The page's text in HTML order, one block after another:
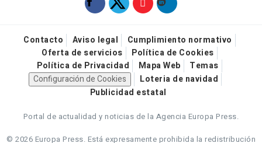
Contacto Aviso legal
Cumplimiento normativo
Oferta de servicios
Política de Cookies
Política de Privacidad
Mapa Web
Temas
Configuración de Cookies
Loteria de navidad
Publicidad estatal
Portal de actualidad y noticias de la Agencia Europa Press.
© 2026 Europa Press. Está expresamente prohibida la redistribución